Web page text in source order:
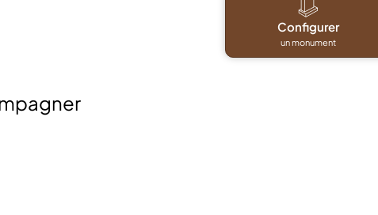
Configurer
un monument